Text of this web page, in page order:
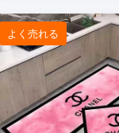
よく売れる